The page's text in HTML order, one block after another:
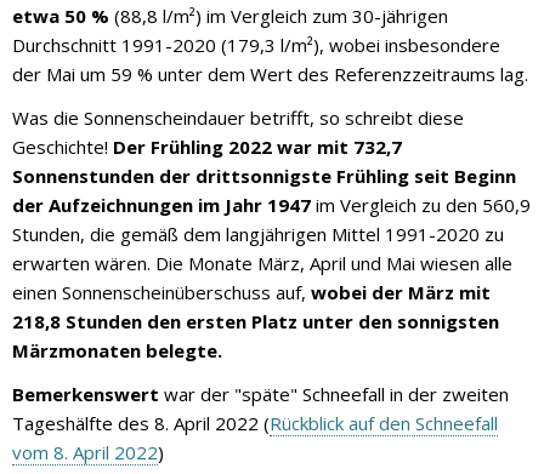
etwa 50 % (88,8 l/m²) im Vergleich zum 30-jährigen
Durchschnitt 1991-2020 (179,3 l/m²), wobei insbesondere
der Mai um 59 % unter dem Wert des Referenzzeitraums lag.
Was die Sonnenscheindauer betrifft, so schreibt diese
Geschichte! Der Frühling 2022 war mit 732,7
Sonnenstunden der drittsonnigste Frühling seit Beginn
der Aufzeichnungen im Jahr 1947 im Vergleich zu den 560,9
Stunden, die gemäß dem langjährigen Mittel 1991-2020 zu
erwarten wären. Die Monate März, April und Mai wiesen alle
einen Sonnenscheinüberschuss auf, wobei der März mit
218,8 Stunden den ersten Platz unter den sonnigsten
Märzmonaten belegte.
Bemerkenswert war der "späte" Schneefall in der zweiten
Tageshälfte des 8. April 2022 (Rückblick auf den Schneefall
vom 8. April 2022)